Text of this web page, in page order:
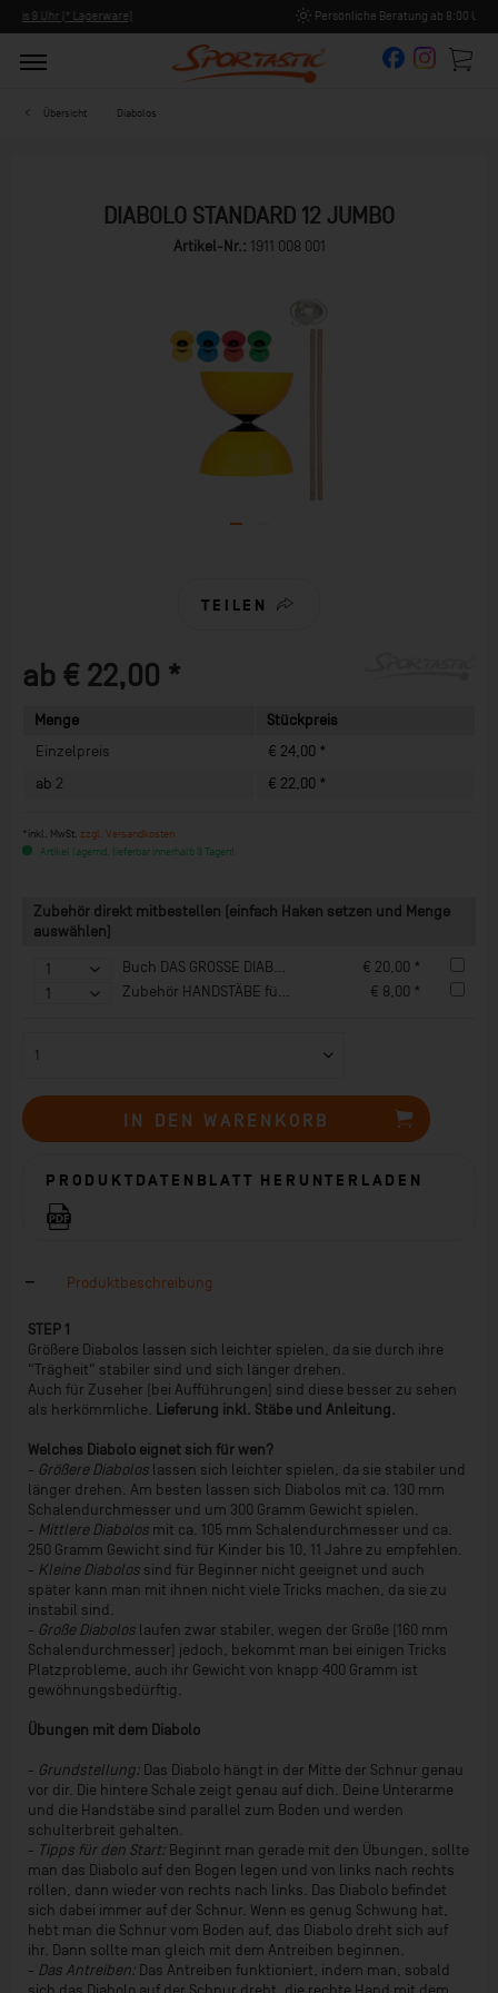
Persönliche Beratung ab 8:00 Uhr Früh (Mo-Fr)
Übersicht Diabolos
DIABOLO STANDARD 12 JUMBO
Artikel-Nr.: 1911 008 001
TEILEN
ab € 22,00 *
Menge
Stückpreis
Einzelpreis
€ 24,00 *
ab 2 € 22,00 *
*inkl. MwSt. zzgl. Versandkosten
Artikel lagernd, lieferbar innerhalb 3 Tagen!
Zubehör direkt mitbestellen (einfach Haken setzen und Menge
auswählen)
Buch DAS GROSSE DIABOLOBUCH
€ 20,00 *
Zubehör HANDSTÄBE für DIABOLO
€ 8,00 *
IN DEN WARENKORB
PRODUKTDATENBLATT HERUNTERLADEN
Produktbeschreibung
STEP 1
Größere Diabolos lassen sich leichter spielen, da sie durch ihre
"Trägheit" stabiler sind und sich länger drehen.
Auch für Zuseher (bei Aufführungen) sind diese besser zu sehen
als herkömmliche. Lieferung inkl. Stäbe und Anleitung.
Welches Diabolo eignet sich für wen?
- Größere Diabolos lassen sich leichter spielen, da sie stabiler und
länger drehen. Am besten lassen sich Diabolos mit ca. 130 mm
Schalendurchmesser und um 300 Gramm Gewicht spielen.
- Mittlere Diabolos mit ca. 105 mm Schalendurchmesser und ca.
250 Gramm Gewicht sind für Kinder bis 10, 11 Jahre zu empfehlen.
- Kleine Diabolos sind für Beginner nicht geeignet und auch
später kann man mit ihnen nicht viele Tricks machen, da sie zu
instabil sind.
- Große Diabolos laufen zwar stabiler, wegen der Größe (160 mm
Schalendurchmesser) jedoch, bekommt man bei einigen Tricks
Platzprobleme, auch ihr Gewicht von knapp 400 Gramm ist
gewöhnungsbedürftig.
Übungen mit dem Diabolo
- Grundstellung: Das Diabolo hängt in der Mitte der Schnur genau
vor dir. Die hintere Schale zeigt genau auf dich. Deine Unterarme
und die Handstäbe sind parallel zum Boden und werden
schulterbreit gehalten.
- Tipps für den Start: Beginnt man gerade mit den Übungen, sollte
man das Diabolo auf den Bogen legen und von links nach rechts
rollen, dann wieder von rechts nach links. Das Diabolo befindet
sich dabei immer auf der Schnur. Wenn es genug Schwung hat,
hebt man die Schnur vom Boden auf, das Diabolo dreht sich auf
ihr. Dann sollte man gleich mit dem Antreiben beginnen.
- Das Antreiben: Das Antreiben funktioniert, indem man, sobald